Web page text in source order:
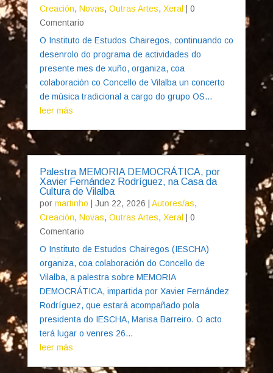
Creación, Novas, Outras Artes, Xeral
| 0
Comentario
O Instituto de Estudos Chairegos, continuando co
desenrolo do programa de actividades do
presente mes de xuño, organiza, coa
colaboración co Concello de Vilalba un concerto
de música tradicional a cargo do grupo OS...
leer más
Palestra MEMORIA DEMOCRÁTICA, por
Xavier Fernández Rodríguez, na Casa da
Cultura de Vilalba
por martinho Jun 22, 2026 Autores/as,
Creación, Novas, Outras Artes, Xeral
| 0
Comentario
O Instituto de Estudos Chairegos (IESCHA)
organiza, coa colaboración do Concello de
Vilalba, a palestra sobre MEMORIA
DEMOCRÁTICA, impartida por Xavier Fernández
Rodríguez, que estará acompañado pola
presidenta do IESCHA, Marisa Barreiro. O acto
terá lugar o venres 26...
leer más